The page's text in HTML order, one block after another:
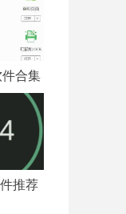
合集
推荐